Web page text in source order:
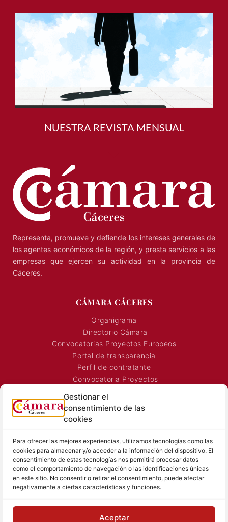
Gestionar el
consentimiento de las
cookies
Para ofrecer las mejores experiencias, utilizamos tecnologías como las
cookies para almacenar y/o acceder a la información del dispositivo. El
consentimiento de estas tecnologías nos permitirá procesar datos
como el comportamiento de navegación o las identificaciones únicas
en este sitio. No consentir o retirar el consentimiento, puede afectar
negativamente a ciertas características y funciones.
Aceptar
NUESTRA REVISTA MENSUAL
Representa, promueve y defiende los intereses generales de
los agentes económicos de la región, y presta servicios a las
empresas que ejercen su actividad en la provincia de
Cáceres.
CÁMARA CÁCERES
Organigrama
Directorio Cámara
Convocatorias Proyectos Europeos
Portal de transparencia
Perfil de contratante
Convocatoria Proyectos
Señalización Comercial
Contacto
SALA DE PRENSA
Noticias Cámara
Sala de prensa
Hemeroteca
TEXTOS LEGALES
Aviso Legal
Política de Privacidad
Política de Cookies